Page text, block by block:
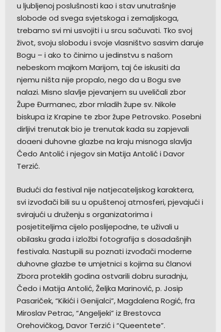
u ljubljenoj poslušnosti kao i stav unutrašnje
slobode od svega svjetskoga i zemaljskoga,
trebamo svi mi usvojiti i u srcu sačuvati. Tko svoj
život, svoju slobodu i svoje vlasništvo sasvim daruje
Bogu – i ako to činimo u jedinstvu s našom
nebeskom majkom Marijom, taj će iskusiti da
njemu ništa nije propalo, nego da u Bogu sve
nalazi. Misno slavlje pjevanjem su uveličali zbor
Župe Đurmanec, zbor mladih župe sv. Nikole
biskupa iz Krapine te zbor župe Petrovsko. Posebni
dirljivi trenutak bio je trenutak kada su zapjevali
doaeni duhovne glazbe na kraju misnoga slavlja
Čedo Antolić i njegov sin Matija Antolić i Davor
Terzić.
Budući da festival nije natjecateljskog karaktera,
svi izvođači bili su u opuštenoj atmosferi, pjevajući i
svirajući u druženju s organizatorima i
posjetiteljima cijelo poslijepodne, te uživali u
obilasku grada i izložbi fotografija s dosadašnjih
festivala. Nastupili su poznati izvođači moderne
duhovne glazbe te umjetnici s kojima su članovi
Zbora proteklih godina ostvarili dobru suradnju,
Čedo i Matija Antolić, Željka Marinović, p. Josip
Pasariček, “Kikići i Genijalci”, Magdalena Rogić, fra
Miroslav Petrac, “Angeljeki” iz Brestovca
Orehovičkog, Davor Terzić i “Queentete”.